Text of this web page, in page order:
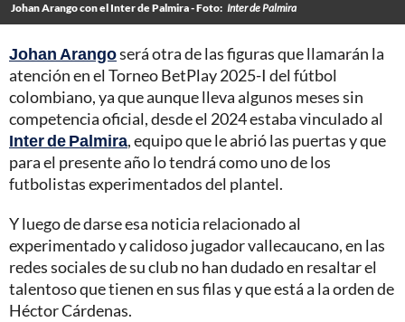
Johan Arango con el Inter de Palmira - Foto: Inter de Palmira
Johan Arangoserá otra de las figuras que llamarán la
atención en el Torneo BetPlay 2025-I del fútbol
colombiano, ya que aunque lleva algunos meses sin
competencia oficial, desde el 2024 estaba vinculado al
Inter de Palmira, equipo que le abrió las puertas y que
para el presente año lo tendrá como uno de los
futbolistas experimentados del plantel.
Y luego de darse esa noticia relacionado al
experimentado y calidoso jugador vallecaucano, en las
redes sociales de su club no han dudado en resaltar el
talentoso que tienen en sus filas y que está a la orden de
Héctor Cárdenas.